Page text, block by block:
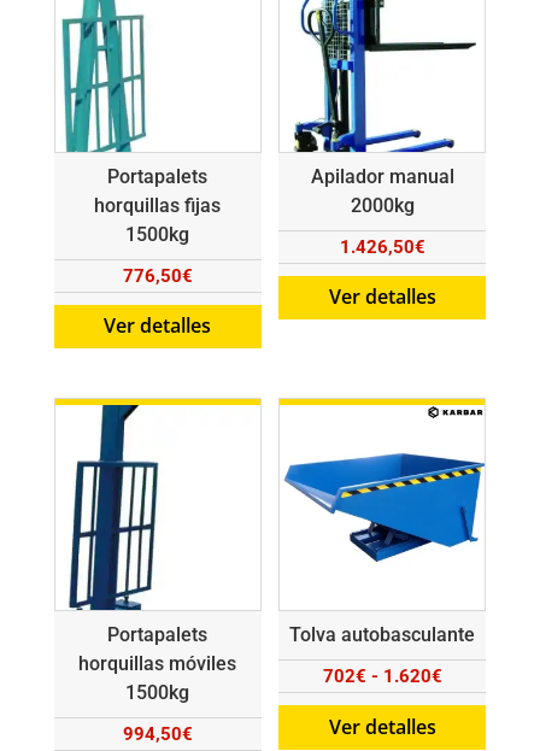
Portapalets
horquillas fijas
1500kg
776,50€
Ver detalles
Apilador manual
2000kg
1.426,50€
Ver detalles
Portapalets
horquillas móviles
1500kg
994,50€
Tolva autobasculante
702€ - 1.620€Rango
de
Ver detalles